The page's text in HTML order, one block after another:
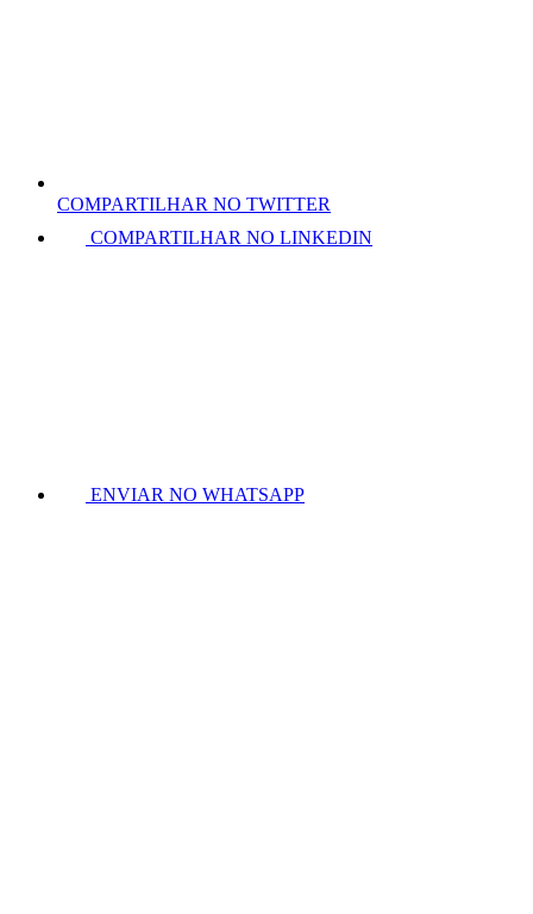
COMPARTILHAR NO TWITTER
COMPARTILHAR NO LINKEDIN
ENVIAR NO WHATSAPP